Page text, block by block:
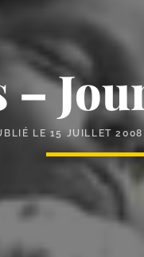
–
LE 15 JUILLET 2008